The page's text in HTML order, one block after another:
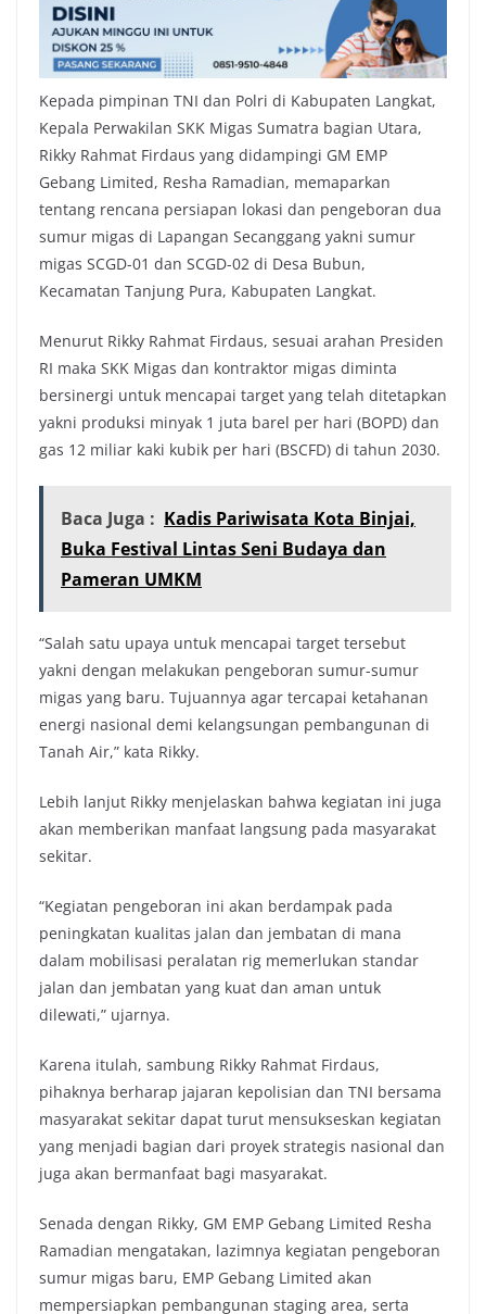
Kepada pimpinan TNI dan Polri di Kabupaten Langkat,
Kepala Perwakilan SKK Migas Sumatra bagian Utara,
Rikky Rahmat Firdaus yang didampingi GM EMP
Gebang Limited, Resha Ramadian, memaparkan
tentang rencana persiapan lokasi dan pengeboran dua
sumur migas di Lapangan Secanggang yakni sumur
migas SCGD-01 dan SCGD-02 di Desa Bubun,
Kecamatan Tanjung Pura, Kabupaten Langkat.
Menurut Rikky Rahmat Firdaus, sesuai arahan Presiden
RI maka SKK Migas dan kontraktor migas diminta
bersinergi untuk mencapai target yang telah ditetapkan
yakni produksi minyak 1 juta barel per hari (BOPD) dan
gas 12 miliar kaki kubik per hari (BSCFD) di tahun 2030.
Baca Juga : Kadis Pariwisata Kota Binjai,
Buka Festival Lintas Seni Budaya dan
Pameran UMKM
“Salah satu upaya untuk mencapai target tersebut
yakni dengan melakukan pengeboran sumur-sumur
migas yang baru. Tujuannya agar tercapai ketahanan
energi nasional demi kelangsungan pembangunan di
Tanah Air,” kata Rikky.
Lebih lanjut Rikky menjelaskan bahwa kegiatan ini juga
akan memberikan manfaat langsung pada masyarakat
sekitar.
“Kegiatan pengeboran ini akan berdampak pada
peningkatan kualitas jalan dan jembatan di mana
dalam mobilisasi peralatan rig memerlukan standar
jalan dan jembatan yang kuat dan aman untuk
dilewati,” ujarnya.
Karena itulah, sambung Rikky Rahmat Firdaus,
pihaknya berharap jajaran kepolisian dan TNI bersama
masyarakat sekitar dapat turut mensukseskan kegiatan
yang menjadi bagian dari proyek strategis nasional dan
juga akan bermanfaat bagi masyarakat.
Senada dengan Rikky, GM EMP Gebang Limited Resha
Ramadian mengatakan, lazimnya kegiatan pengeboran
sumur migas baru, EMP Gebang Limited akan
mempersiapkan pembangunan staging area, serta